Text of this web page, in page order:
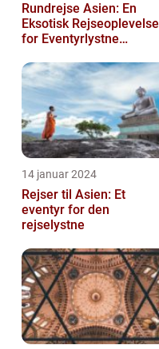
Rundrejse Asien: En
Eksotisk Rejseoplevelse
for Eventyrlystne
14 januar 2024
Rejser til Asien: Et
eventyr for den
rejselystne